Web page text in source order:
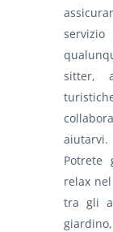
sitter,
aiutarvi.
Potrete
relax
tra gli